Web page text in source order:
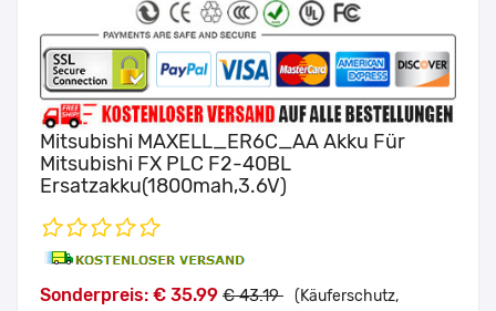
Mitsubishi MAXELL_ER6C_AA Akku Für
Mitsubishi FX PLC F2-40BL
Ersatzakku(1800mah,3.6V)
Sonderpreis: € 35.99 € 43.19 (Käuferschutz,